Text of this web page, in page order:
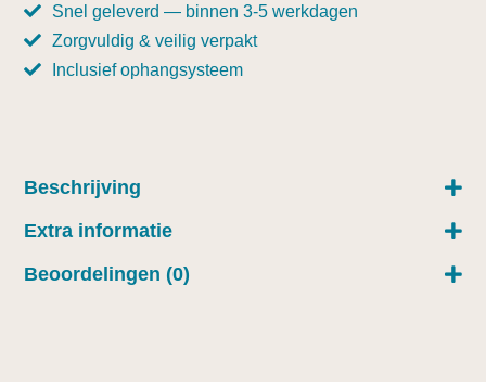
Snel geleverd — binnen 3-5 werkdagen
Zorgvuldig & veilig verpakt
Inclusief ophangsysteem
Beschrijving
Extra informatie
Beoordelingen (0)